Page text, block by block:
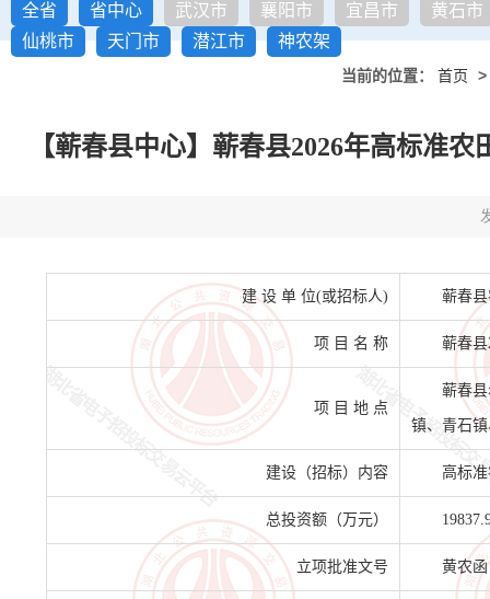
全省 省中心 武汉市 襄阳市 宜昌市
黄石市
仙桃市
天门市 潜江市 神农架
当前的位置： 首页 >
【蕲春县中心】蕲春县2026年高标准
建 设 单 位(或招标人) 蕲春
项 目 名 称 蕲春
项 目 地 点
蕲春
镇、青石
建设（招标）内容 高标
总投资额（万元）
立项批准文号 黄农函